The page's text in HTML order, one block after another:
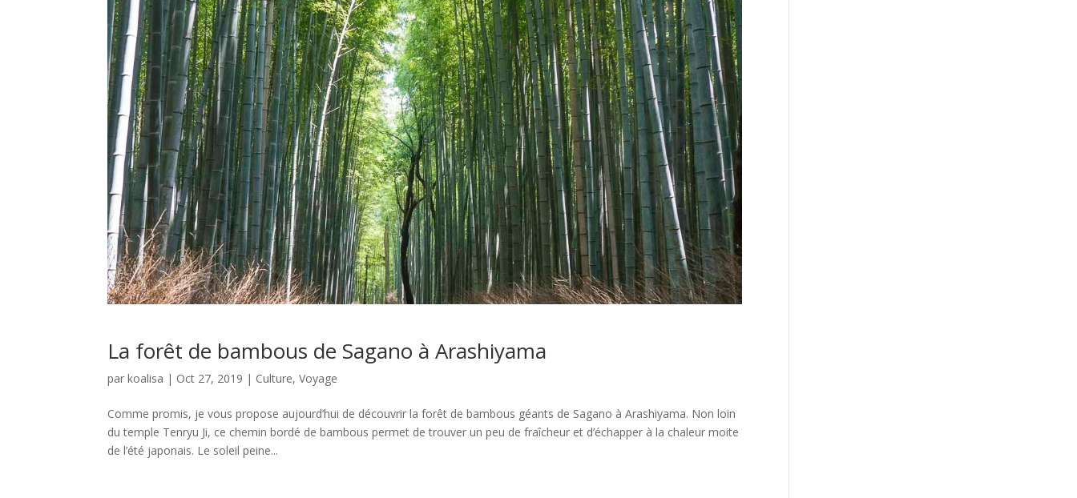
La forêt de bambous de Sagano à Arashiyama
parkoalisa | Oct 27, 2019 | Culture,Voyage
Comme promis, je vous propose aujourd’hui de découvrir la forêt de bambous géants de Sagano à Arashiyama. Non loin
du temple Tenryu Ji, ce chemin bordé de bambous permet de trouver un peu de fraîcheur et d’échapper à la chaleur moite
de l’été japonais. Le soleil peine...